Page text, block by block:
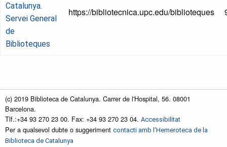
Catalunya.
Servei General
de
Biblioteques
https://bibliotecnica.upc.edu/biblioteques
(c) 2019 Biblioteca de Catalunya. Carrer de l'Hospital, 56. 08001
Barcelona.
Tlf.:+34 93 270 23 00. Fax: +34 93 270 23 04. Accessibilitat
Per a qualsevol dubte o suggeriment contacti amb l'Hemeroteca de la
Biblioteca de Catalunya